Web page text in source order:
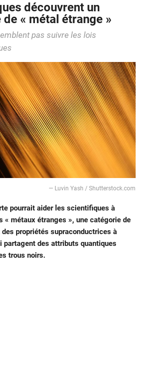
découvrent un
« métal étrange »
pas suivre les lois
— Luvin Yash / Shutterstock.com
pourrait aider les scientifiques à
« métaux étranges », une catégorie de
propriétés supraconductrices à
partagent des attributs quantiques
trous noirs.